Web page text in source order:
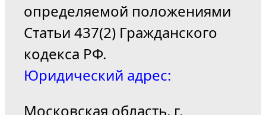
определяемой положениями
Статьи 437(2) Гражданского
кодекса РФ.
Юридический адрес:
Московская область, г.